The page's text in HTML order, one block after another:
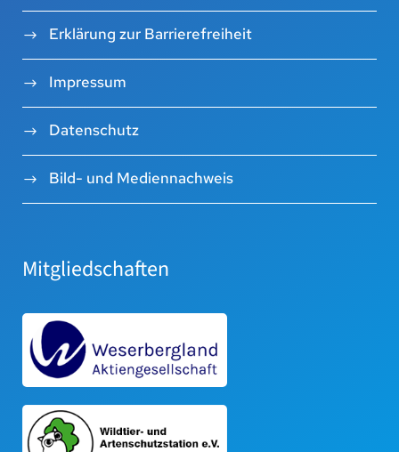
Erklärung zur Barrierefreiheit
Impressum
Datenschutz
Bild- und Mediennachweis
Mitgliedschaften